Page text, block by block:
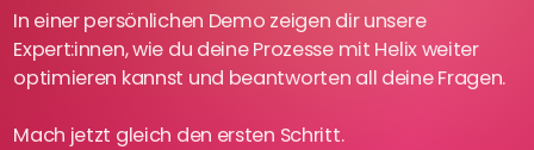
In einer persönlichen Demo zeigen dir unsere
Expert:innen, wie du deine Prozesse mit Helix weiter
optimieren kannst und beantworten all deine Fragen.
Mach jetzt gleich den ersten Schritt.